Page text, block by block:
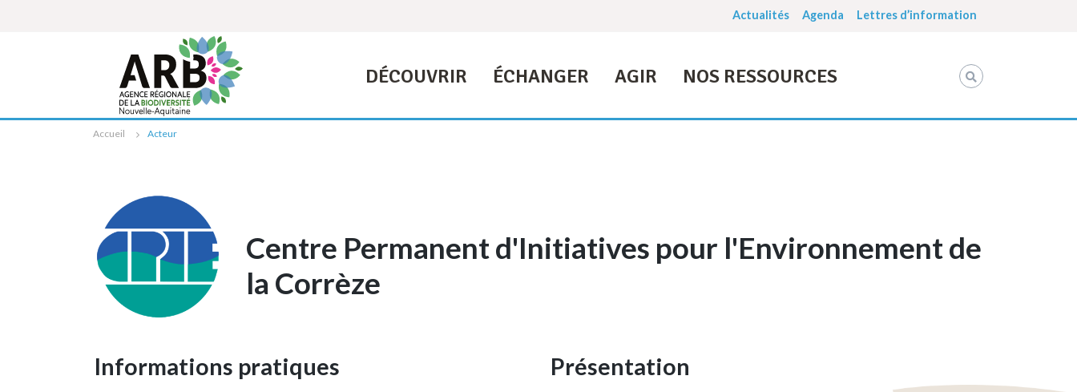
Actualités Agenda Lettres d’information
DÉCOUVRIR ÉCHANGER AGIR NOS RESSOURCES
Accueil Acteur
Centre Permanent d'Initiatives pour l'Environnement de
la Corrèze
Informations pratiques Présentation